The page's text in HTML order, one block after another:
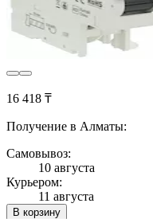
16 418 ₸
Получение в Алматы:
Самовывоз:
10 августа
Курьером:
11 августа
В корзину